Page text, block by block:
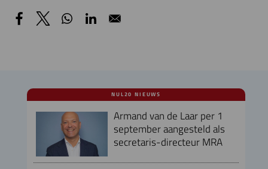
NUL20 NIEUWS
Armand van de Laar per 1
september aangesteld als
secretaris-directeur MRA